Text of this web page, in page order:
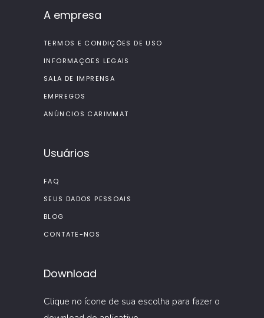
A empresa
TERMOS E CONDIÇÕES DE USO
INFORMAÇÕES LEGAIS
SALA DE IMPRENSA
EMPREGOS
ANÚNCIOS CARIMMAT
Usuários
FAQ
SEUS DADOS PESSOAIS
BLOG
CONTATE-NOS
Download
Clique no ícone de sua escolha para fazer o